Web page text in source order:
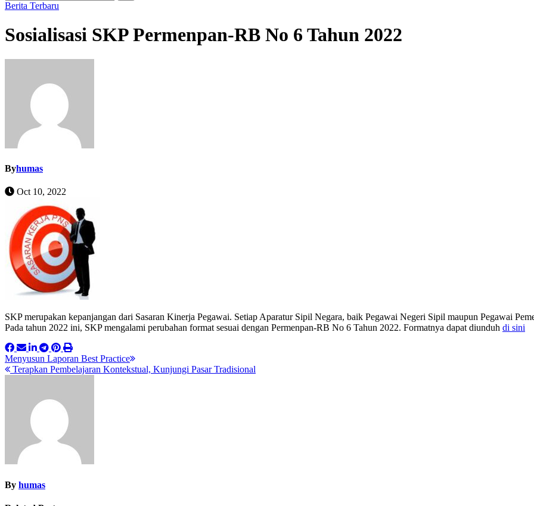
Berita Terbaru
Sosialisasi SKP Permenpan-RB No 6 Tahun 2022
Byhumas
Oct 10, 2022
SKP merupakan kepanjangan dari Sasaran Kinerja Pegawai. Setiap Aparatur Sipil Negara, baik Pegawai Negeri Sipil maupun Pegawai
Pada tahun 2022 ini, SKP mengalami perubahan format sesuai dengan Permenpan-RB No 6 Tahun 2022. Formatnya dapat diunduh di sini
Post
navigation
Menyusun Laporan Best Practice
Terapkan Pembelajaran Kontekstual, Kunjungi Pasar Tradisional
By humas